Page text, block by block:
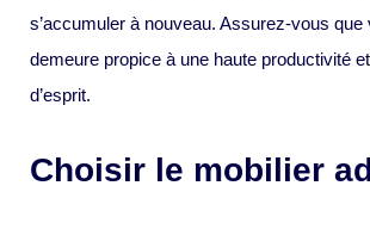
s’accumuler à nouveau. Assurez-vous que
demeure propice à une haute productivité
d’esprit.
Choisir le mobilier